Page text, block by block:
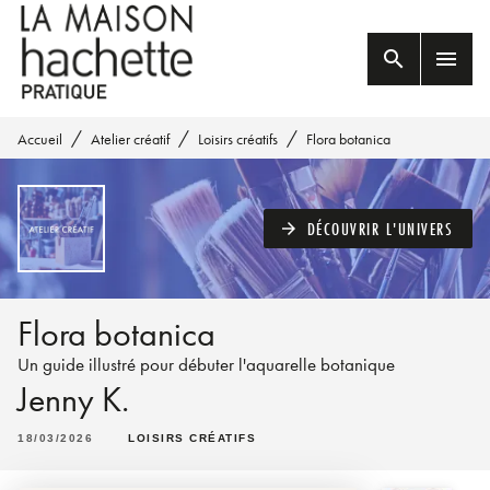
MENU RECHERCHE
PIED DE PAGE
search menu
Accueil / Atelier créatif / Loisirs créatifs / Flora botanica
arrow_forward DÉCOUVRIR L'UNIVERS
Flora botanica
Un guide illustré pour débuter l'aquarelle botanique
Jenny K.
18/03/2026 LOISIRS CRÉATIFS